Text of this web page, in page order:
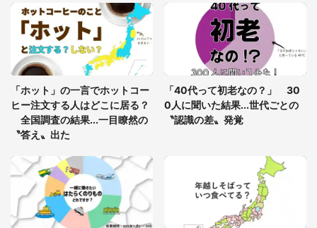
知らぬおじいさんがわざわざ声をかけてきて（兵庫
県・30代女性）
「ゾワゾワする」「本当に気持ち悪い」 道端でバ
グっちゃってた〝野生の野菜〟に6.5万人戦慄
「ホット」の一言でホットコー
ヒー注文する人はどこに居る？
全国調査の結果...一目瞭然の
〝答え〟出た
「40代って初老なの？」 30
0人に聞いた結果...世代ごとの
〝認識の差〟発覚